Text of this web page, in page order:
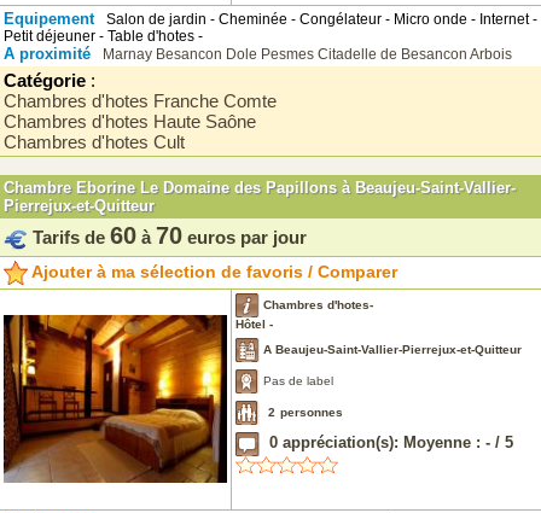
Equipement
Salon de jardin - Cheminée - Congélateur - Micro onde - Internet -
Petit déjeuner - Table d'hotes -
A proximité Marnay Besancon Dole Pesmes Citadelle de Besancon Arbois
Catégorie :
Chambres d'hotes Franche Comte
Chambres d'hotes Haute Saône
Chambres d'hotes Cult
Chambre Eborine Le Domaine des Papillons à Beaujeu-Saint-Vallier-
Pierrejux-et-Quitteur
Tarifs de 60 à 70 euros par jour
Ajouter à ma sélection de favoris / Comparer
Chambres d'hotes-
Hôtel -
A Beaujeu-Saint-Vallier-Pierrejux-et-Quitteur
Pas de label
2 personnes
0 appréciation(s): Moyenne : - / 5